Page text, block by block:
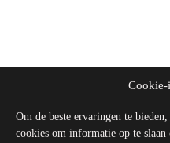
Cookie-
Om de beste ervaringen te
cookies om informatie op te slaan